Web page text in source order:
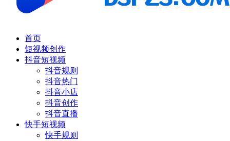
首页
短视频创作
抖音短视频
抖音规则
抖音热门
抖音小店
抖音创作
抖音直播
快手短视频
快手规则